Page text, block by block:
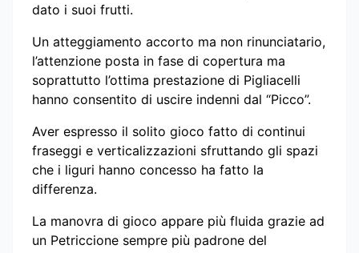
dato i suoi frutti.
Un atteggiamento accorto ma non rinunciatario,
l’attenzione posta in fase di copertura ma
soprattutto l’ottima prestazione di Pigliacelli
hanno consentito di uscire indenni dal “Picco”.
Aver espresso il solito gioco fatto di continui
fraseggi e verticalizzazioni sfruttando gli spazi
che i liguri hanno concesso ha fatto la
differenza.
La manovra di gioco appare più fluida grazie ad
un Petriccione sempre più padrone del